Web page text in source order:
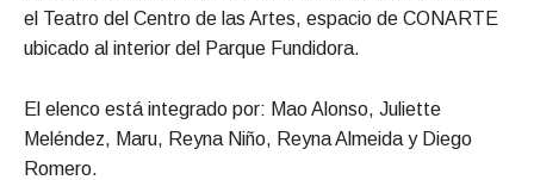
el Teatro del Centro de las Artes, espacio de CONARTE
ubicado al interior del Parque Fundidora.
El elenco está integrado por: Mao Alonso, Juliette
Meléndez, Maru, Reyna Niño, Reyna Almeida y Diego
Romero.